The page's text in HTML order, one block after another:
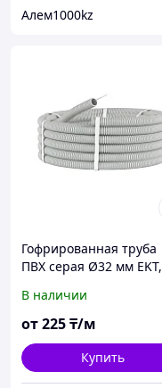
Алем1000kz
Гофрированная труба
ПВХ серая Ø32 мм EKT,
В наличии
от225₸/м
Купить